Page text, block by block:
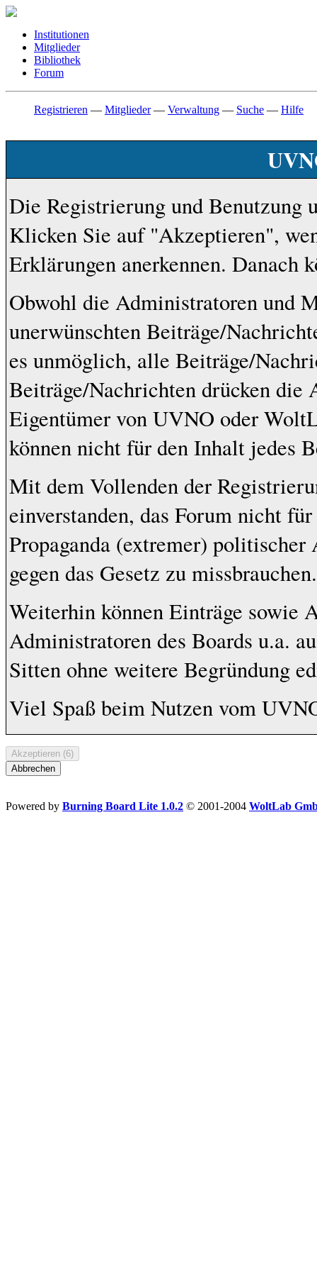
Institutionen
Mitglieder
Bibliothek
Forum
Registrieren — Mitglieder— Verwaltung — Suche — Hilfe
Die Registrierung und Benutzung
Klicken Sie auf "Akzeptieren",
Erklärungen anerkennen. Danach
Obwohl die Administratoren und
unerwünschten Beiträge/
es unmöglich, alle Beiträge/
Beiträge/Nachrichten drücken die
Eigentümer von UVNO oder
können nicht für den Inhalt jedes
Mit dem Vollenden der
einverstanden, das Forum nicht
Propaganda (extremer)
gegen das Gesetz zu missbrauchen.
Weiterhin können Einträge sowie
Administratoren des Boards u.a.
Sitten ohne weitere Begründung
Viel Spaß beim Nutzen vom
Powered by Burning Board Lite 1.0.2 © 2001-2004 WoltLab